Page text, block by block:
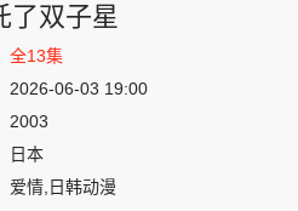
了双子星
全13集
2026-06-03 19:00
2003
日本
爱情,日韩动漫